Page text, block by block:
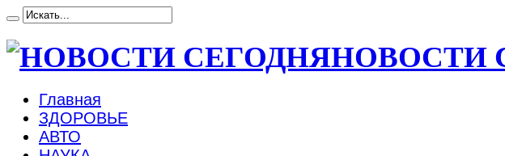
НОВОСТИ
Главная
ЗДОРОВЬЕ
АВТО